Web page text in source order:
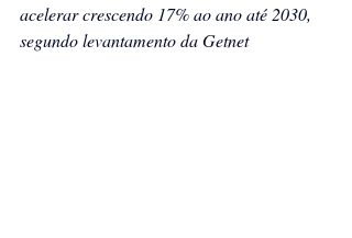
acelerar crescendo 17% ao ano até 2030,
segundo levantamento da Getnet